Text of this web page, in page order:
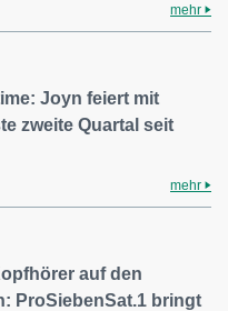
mehr
Joyn feiert mit
zweite Quartal seit
mehr
auf den
ProSiebenSat.1 bringt